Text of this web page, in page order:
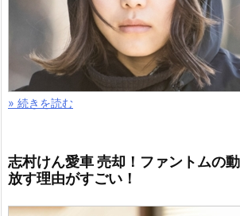
» 続きを読む
志村けん愛車 売却！ファントムの
放す理由がすごい！